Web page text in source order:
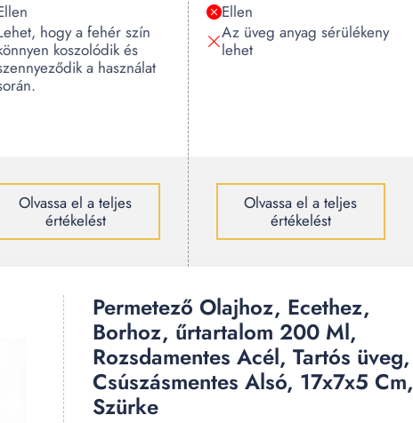
hogy a fehér szín
koszolódik és
a használat
Olvassa el a teljes
értékelést
Ellen
Az üveg anyag sérülékeny
lehet
Olvassa el a teljes
értékelést
Permetező Olajhoz, Ecethez,
Borhoz, űrtartalom 200 Ml,
Rozsdamentes Acél, Tartós üveg,
Csúszásmentes Alsó, 17x7x5 Cm,
Szürke